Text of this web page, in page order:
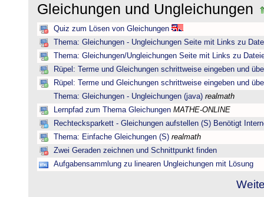
Gleichungen und Ungleichungen
Quiz zum Lösen von Gleichungen
Thema: Gleichungen - Ungleichungen Seite mit Links zu
Thema: Gleichungen/Ungleichungen Seite mit Links zu
Rüpel: Terme und Gleichungen schrittweise eingeben und
Rüpel: Terme und Gleichungen schrittweise eingeben und
Thema: Gleichungen - Ungleichungen (java) realmath
Lernpfad zum Thema Gleichungen MATHE-ONLINE
Rechtecksparkett - Gleichungen aufstellen (S) Benötigt
Thema: Einfache Gleichungen (S) realmath
Zwei Geraden zeichnen und Schnittpunkt finden
Aufgabensammlung zu linearen Ungleichungen mit Lösung